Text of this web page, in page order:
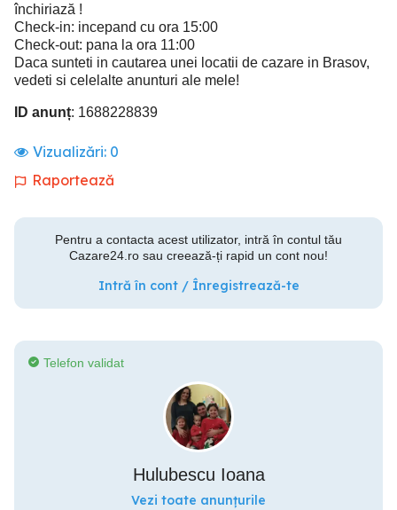
închiriază !
Check-in: incepand cu ora 15:00
Check-out: pana la ora 11:00
Daca sunteti in cautarea unei locatii de cazare in Brasov,
vedeti si celelalte anunturi ale mele!
ID anunț: 1688228839
Vizualizări: 0
Raportează
Pentru a contacta acest utilizator, intră în contul tău
Cazare24.ro sau creează-ți rapid un cont nou!
Intră în cont / Înregistrează-te
Telefon validat
Hulubescu Ioana
Vezi toate anunțurile